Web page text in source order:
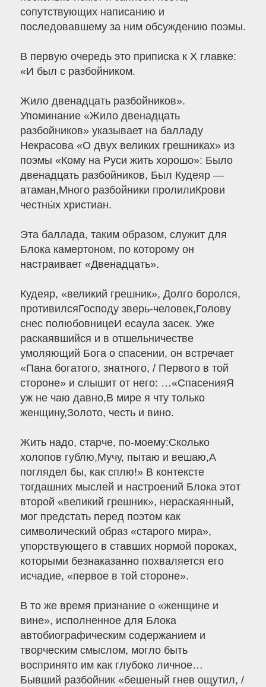
сопутствующих написанию и
последовавшему за ним обсуждению поэмы.
В первую очередь это приписка к Х главке:
«И был с разбойником.
Жило двенадцать разбойников».
Упоминание «Жило двенадцать
разбойников» указывает на балладу
Некрасова «О двух великих грешниках» из
поэмы «Кому на Руси жить хорошо»: Было
двенадцать разбойников, Был Кудеяр —
атаман,Много разбойники пролилиКрови
честны́х христиан.
Эта баллада, таким образом, служит для
Блока камертоном, по которому он
настраивает «Двенадцать».
Кудеяр, «великий грешник», Долго боролся,
противилсяГосподу зверь-человек,Голову
снес полюбовницеИ есаула засек. Уже
раскаявшийся и в отшельничестве
умоляющий Бога о спасении, он встречает
«Пана богатого, знатного, / Первого в той
стороне» и слышит от него: …«СпасенияЯ
уж не чаю давно,В мире я чту только
женщину,Золото, честь и вино.
Жить надо, старче, по-моему:Сколько
холопов гублю,Мучу, пытаю и вешаю,А
поглядел бы, как сплю!» В контексте
тогдашних мыслей и настроений Блока этот
второй «великий грешник», нераскаянный,
мог предстать перед поэтом как
символический образ «старого мира»,
упорствующего в ставших нормой пороках,
которыми безнаказанно похваляется его
исчадие, «первое в той стороне».
В то же время признание о «женщине и
вине», исполненное для Блока
автобиографическим содержанием и
творческим смыслом, могло быть
воспринято им как глубоко личное…
Бывший разбойник «бешеный гнев ощутил, /